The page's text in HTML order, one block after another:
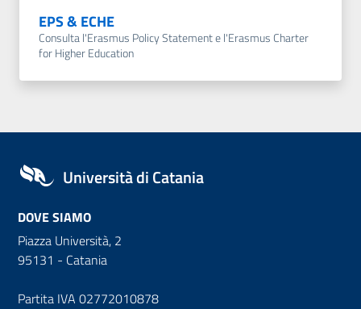
EPS & ECHE
Consulta l'Erasmus Policy Statement e l'Erasmus Charter
for Higher Education
Università di Catania
DOVE SIAMO
Piazza Università, 2
95131 - Catania
Partita IVA 02772010878